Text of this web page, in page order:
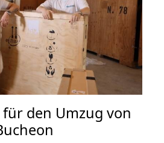
den Umzug von